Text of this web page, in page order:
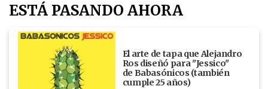
ESTÁ PASANDO AHORA
El arte de tapa que Alejandro
Ros diseñó para "Jessico"
de Babasónicos (también
cumple 25 años)